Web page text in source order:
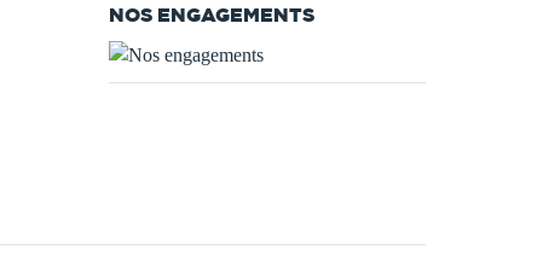
NOS ENGAGEMENTS